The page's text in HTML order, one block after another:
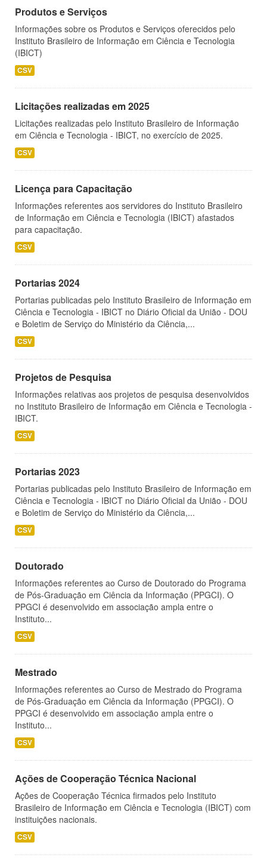
Produtos e Serviços
Informações sobre os Produtos e Serviços oferecidos pelo
Instituto Brasileiro de Informação em Ciência e Tecnologia
(IBICT)
CSV
Licitações realizadas em 2025
Licitações realizadas pelo Instituto Brasileiro de Informação
em Ciência e Tecnologia - IBICT, no exercício de 2025.
CSV
Licença para Capacitação
Informações referentes aos servidores do Instituto Brasileiro
de Informação em Ciência e Tecnologia (IBICT) afastados
para capacitação.
CSV
Portarias 2024
Portarias publicadas pelo Instituto Brasileiro de Informação em
Ciência e Tecnologia - IBICT no Diário Oficial da União - DOU
e Boletim de Serviço do Ministério da Ciência,...
CSV
Projetos de Pesquisa
Informações relativas aos projetos de pesquisa desenvolvidos
no Instituto Brasileiro de Informação em Ciência e Tecnologia -
IBICT.
CSV
Portarias 2023
Portarias publicadas pelo Instituto Brasileiro de Informação em
Ciência e Tecnologia - IBICT no Diário Oficial da União - DOU
e Boletim de Serviço do Ministério da Ciência,...
CSV
Doutorado
Informações referentes ao Curso de Doutorado do Programa
de Pós-Graduação em Ciência da Informação (PPGCI). O
PPGCI é desenvolvido em associação ampla entre o
Instituto...
CSV
Mestrado
Informações referentes ao Curso de Mestrado do Programa
de Pós-Graduação em Ciência da Informação (PPGCI). O
PPGCI é desenvolvido em associação ampla entre o
Instituto...
CSV
Ações de Cooperação Técnica Nacional
Ações de Cooperação Técnica firmados pelo Instituto
Brasileiro de Informação em Ciência e Tecnologia (IBICT) com
instituições nacionais.
CSV